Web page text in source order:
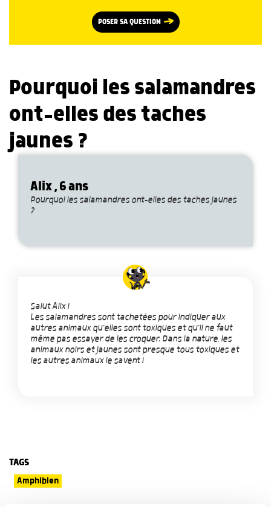
POSER SA QUESTION
Pourquoi les salamandres
ont-elles des taches
jaunes ?
Alix , 6 ans
Pourquoi les salamandres ont-elles des taches jaunes
?
Salut Alix !
Les salamandres sont tachetées pour indiquer aux
autres animaux qu'elles sont toxiques et qu'il ne faut
même pas essayer de les croquer. Dans la nature, les
animaux noirs et jaunes sont presque tous toxiques et
les autres animaux le savent !
TAGS
Amphibien